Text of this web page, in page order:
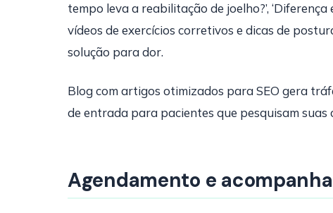
tempo leva a reabilitação de joelho?’,
vídeos de exercícios corretivos e dicas de
solução para dor.
Blog com artigos otimizados para SEO gera
de entrada para pacientes que pesquisam suas
Agendamento e